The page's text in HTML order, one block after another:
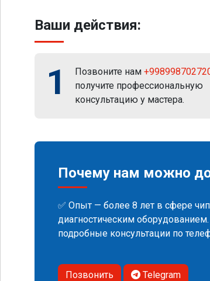
Ваши действия:
1 Позвоните нам
получите профессиональную
консультацию у мастера.
Почему нам можно
✅ Опыт — более 8 лет в сфере
диагностическим
подробные консультации по
Позвонить Telegram